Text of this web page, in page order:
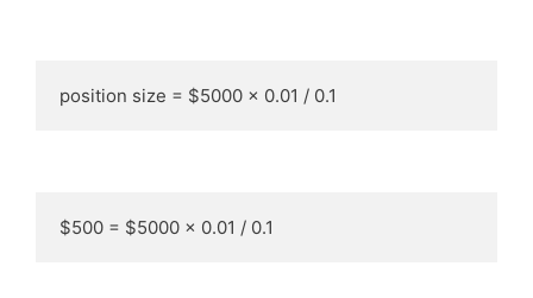
position size = $5000 x 0.01 / 0.1
$500 = $5000 x 0.01 / 0.1